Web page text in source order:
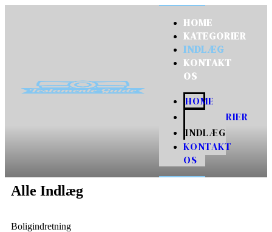
HOME
KATEGORIER
INDLÆG
KONTAKT
OS
HOME
KATEGORIER
INDLÆG
KONTAKT
OS
Alle Indlæg
Boligindretning